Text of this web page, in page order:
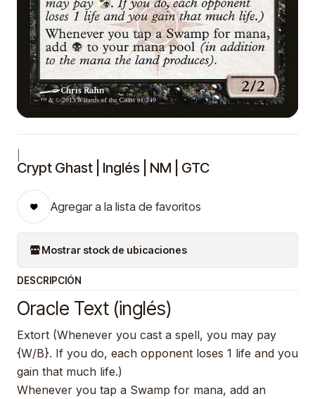
Crypt Ghast | Inglés | NM | GTC
Agregar a la lista de favoritos
Mostrar stock de ubicaciones
DESCRIPCIÓN
Oracle Text (inglés)
Extort (Whenever you cast a spell, you may pay
{W/B}. If you do, each opponent loses 1 life and you
gain that much life.)
Whenever you tap a Swamp for mana, add an